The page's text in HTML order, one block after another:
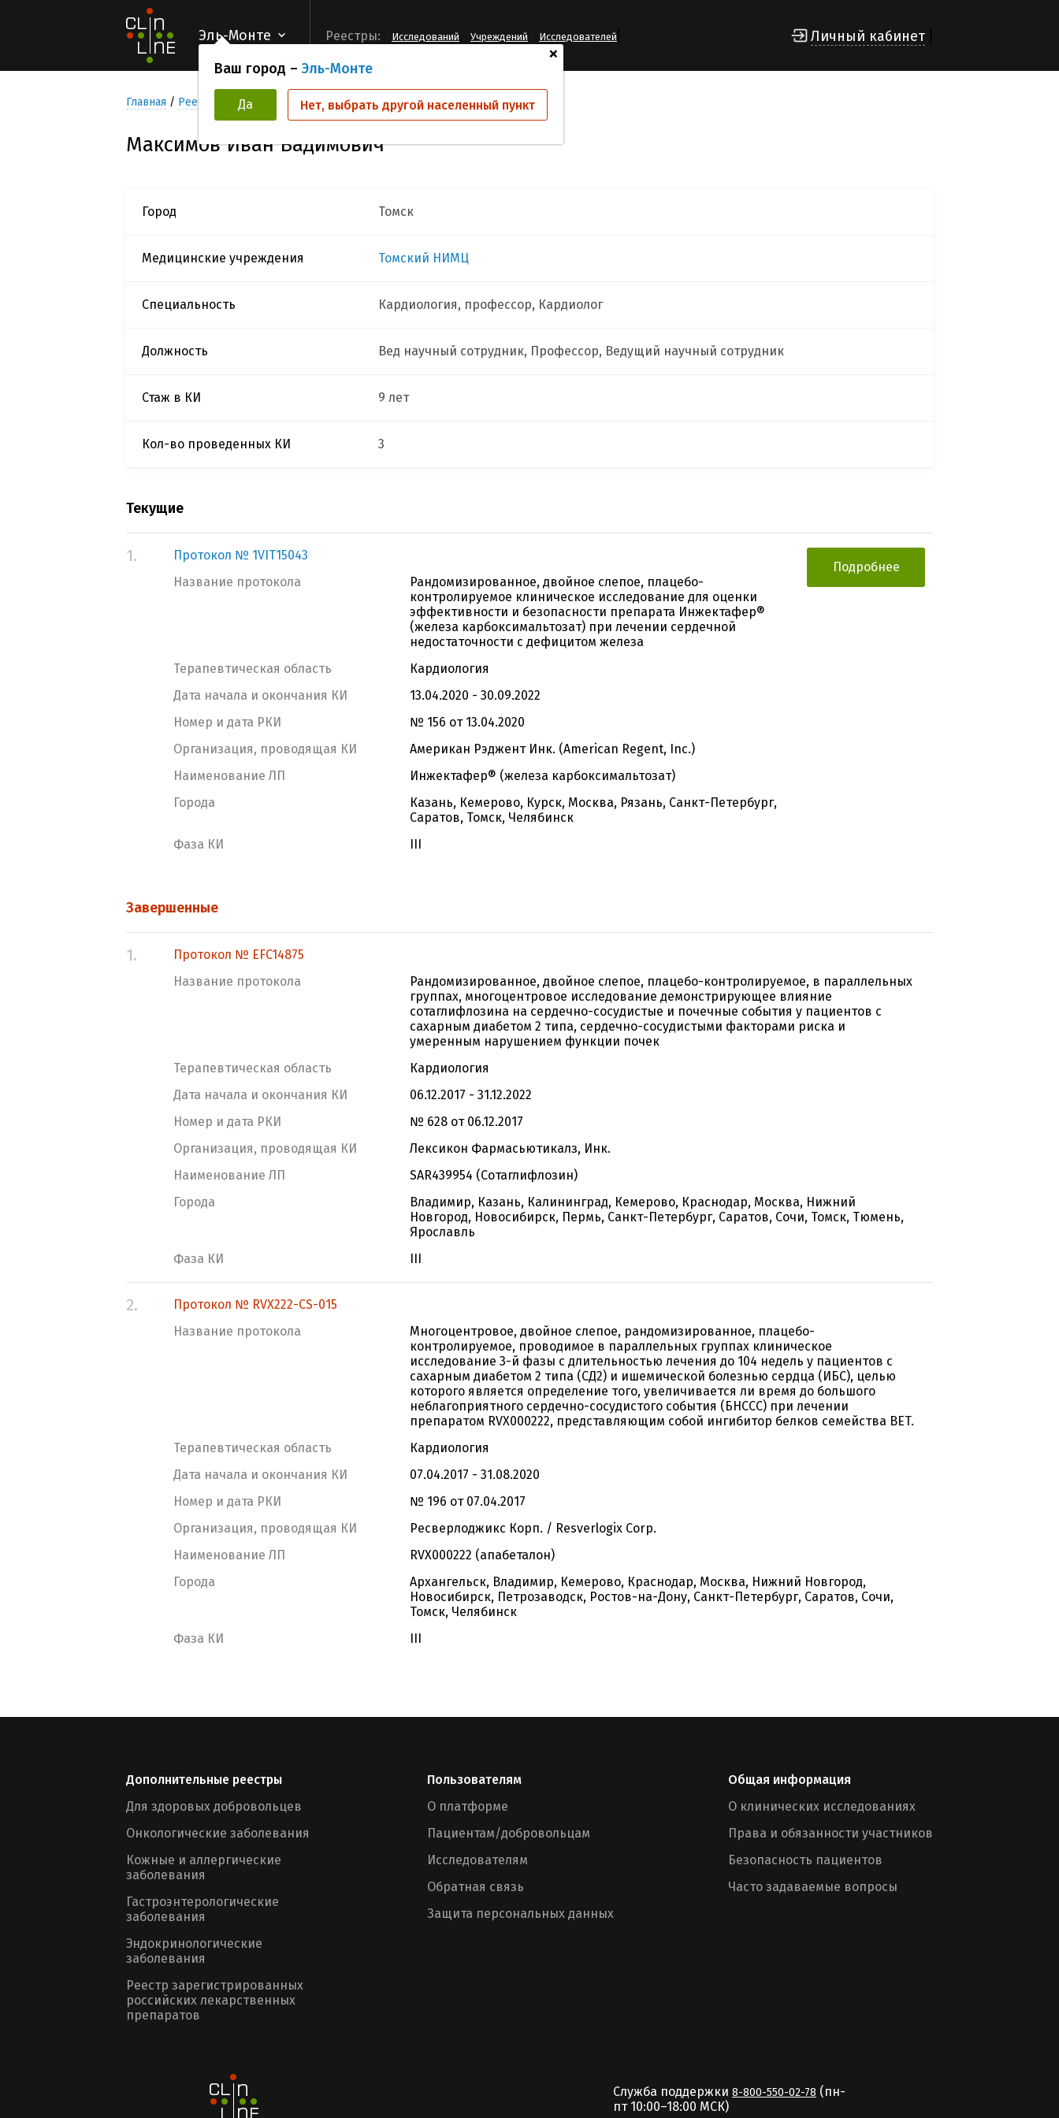
Эль-Монте
+
Ваш город – Эль-Монте
Да Нет, выбрать другой населенный пункт
Реестры: Исследований Учреждений Исследователей Личный кабинет
Главная Реестр Исследователей Максимов Иван Вадимович
Максимов Иван Вадимович
Город Томск
Медицинские учреждения Томский НИМЦ
Специальность Кардиология, профессор, Кардиолог
Должность Вед научный сотрудник, Профессор, Ведущий научный сотрудник
Стаж в КИ 9 лет
Кол-во проведенных КИ 3
Текущие
1.
Протокол № 1VIT15043
Название протокола
Рандомизированное, двойное слепое, плацебо-
контролируемое клиническое исследование для оценки
эффективности и безопасности препарата Инжектафер®
(железа карбоксимальтозат) при лечении сердечной
недостаточности с дефицитом железа
Терапевтическая область
Кардиология
Дата начала и окончания КИ
13.04.2020 - 30.09.2022
Номер и дата РКИ
№ 156 от 13.04.2020
Организация, проводящая КИ
Американ Рэджент Инк. (American Regent, Inc.)
Наименование ЛП
Инжектафер® (железа карбоксимальтозат)
Города
Казань, Кемерово, Курск, Москва, Рязань, Санкт-Петербург,
Саратов, Томск, Челябинск
Фаза КИ
III
Подробнее
Завершенные
1.
Протокол № EFC14875
Название протокола
Рандомизированное, двойное слепое, плацебо-контролируемое, в параллельных
группах, многоцентровое исследование демонстрирующее влияние
сотаглифлозина на сердечно-сосудистые и почечные события у пациентов с
сахарным диабетом 2 типа, сердечно-сосудистыми факторами риска и
умеренным нарушением функции почек
Терапевтическая область
Кардиология
Дата начала и окончания КИ
06.12.2017 - 31.12.2022
Номер и дата РКИ
№ 628 от 06.12.2017
Организация, проводящая КИ
Лексикон Фармасьютикалз, Инк.
Наименование ЛП
SAR439954 (Сотаглифлозин)
Города
Владимир, Казань, Калининград, Кемерово, Краснодар, Москва, Нижний
Новгород, Новосибирск, Пермь, Санкт-Петербург, Саратов, Сочи, Томск, Тюмень,
Ярославль
Фаза КИ
III
2.
Протокол № RVX222-CS-015
Название протокола
Многоцентровое, двойное слепое, рандомизированное, плацебо-
контролируемое, проводимое в параллельных группах клиническое
исследование 3-й фазы с длительностью лечения до 104 недель у пациентов с
сахарным диабетом 2 типа (СД2) и ишемической болезнью сердца (ИБС), целью
которого является определение того, увеличивается ли время до большого
неблагоприятного сердечно-сосудистого события (БНССС) при лечении
препаратом RVX000222, представляющим собой ингибитор белков семейства BET.
Терапевтическая область
Кардиология
Дата начала и окончания КИ
07.04.2017 - 31.08.2020
Номер и дата РКИ
№ 196 от 07.04.2017
Организация, проводящая КИ
Ресверлоджикс Корп. / Resverlogix Corp.
Наименование ЛП
RVX000222 (апабеталон)
Города
Архангельск, Владимир, Кемерово, Краснодар, Москва, Нижний Новгород,
Новосибирск, Петрозаводск, Ростов-на-Дону, Санкт-Петербург, Саратов, Сочи,
Томск, Челябинск
Фаза КИ
III
Дополнительные реестры
Для здоровых добровольцев
Онкологические заболевания
Кожные и аллергические
заболевания
Гастроэнтерологические
заболевания
Эндокринологические
заболевания
Реестр зарегистрированных
российских лекарственных
препаратов
Пользователям
О платформе
Пациентам/добровольцам
Исследователям
Обратная связь
Защита персональных данных
Общая информация
О клинических исследованиях
Права и обязанности участников
Безопасность пациентов
Часто задаваемые вопросы
Служба поддержки 8-800-550-02-78 (пн-
пт 10:00–18:00 MCК)